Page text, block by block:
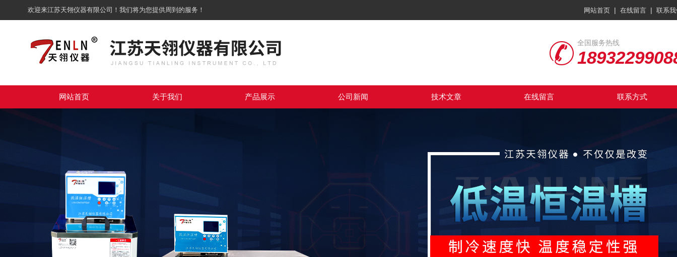
欢迎来江苏天翎仪器有限公司！我们将为您提供周到的服务！ 网站首页 | 在线留言 | 联系
全国服务热线
网站首页 关于我们 产品展示 公司新闻 技术文章 在线留言 联系方式